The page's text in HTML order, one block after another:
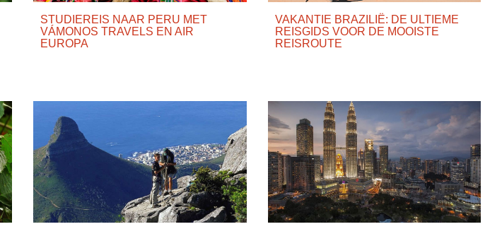
STUDIEREIS NAAR PERU MET
VÁMONOS TRAVELS EN AIR
EUROPA
VAKANTIE BRAZILIË: DE ULTIEME
REISGIDS VOOR DE MOOISTE
REISROUTE